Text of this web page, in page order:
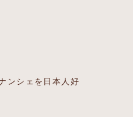
ンシェを日本人好